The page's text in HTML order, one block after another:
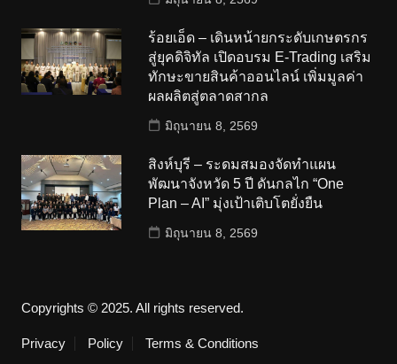
ร้อยเอ็ด – เดินหน้ายกระดับเกษตรกร
สู่ยุคดิจิทัล เปิดอบรม E-Trading เสริม
ทักษะขายสินค้าออนไลน์ เพิ่มมูลค่า
ผลผลิตสู่ตลาดสากล
มิถุนายน 8, 2569
สิงห์บุรี – ระดมสมองจัดทำแผน
พัฒนาจังหวัด 5 ปี ดันกลไก “One
Plan – AI” มุ่งเป้าเติบโตยั่งยืน
มิถุนายน 8, 2569
Copyrights © 2025. All rights reserved.
Privacy Policy Terms & Conditions